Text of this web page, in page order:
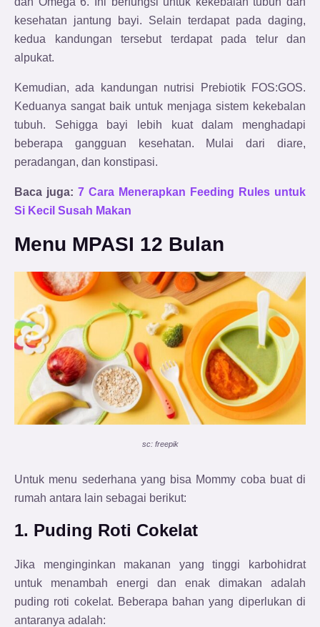
kesehatan jantung bayi. Selain terdapat pada daging,
kedua kandungan tersebut terdapat pada telur dan
alpukat.
Kemudian, ada kandungan nutrisi Prebiotik FOS:GOS.
Keduanya sangat baik untuk menjaga sistem kekebalan
tubuh. Sehigga bayi lebih kuat dalam menghadapi
beberapa gangguan kesehatan. Mulai dari diare,
peradangan, dan konstipasi.
Baca juga: 7 Cara Menerapkan Feeding Rules untuk
Si Kecil Susah Makan
Menu MPASI 12 Bulan
sc: freepik
Untuk menu sederhana yang bisa Mommy coba buat di
rumah antara lain sebagai berikut:
1. Puding Roti Cokelat
Jika menginginkan makanan yang tinggi karbohidrat
untuk menambah energi dan enak dimakan adalah
puding roti cokelat. Beberapa bahan yang diperlukan di
antaranya adalah: